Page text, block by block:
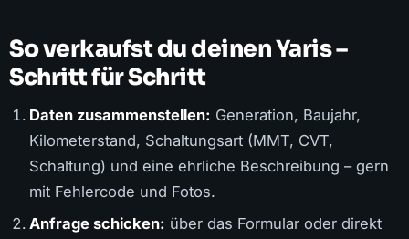
So verkaufst du deinen Yaris –
Schritt für Schritt
Daten zusammenstellen: Generation, Baujahr,
Kilometerstand, Schaltungsart (MMT, CVT,
Schaltung) und eine ehrliche Beschreibung – gern
mit Fehlercode und Fotos.
Anfrage schicken: über das Formular oder direkt